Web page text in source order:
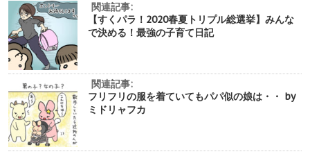
関連記事:
【すくパラ！2020春夏トリプル総選挙】みんな
で決める！最強の子育て日記
関連記事:
フリフリの服を着ていてもパパ似の娘は・・ by
ミドリャフカ